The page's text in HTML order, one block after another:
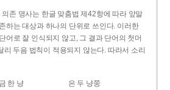
의존 명사는 한글 맞춤법 제42항에 따라 앞말
하는 대상과 하나의 단위로 쓰인다. 이러한
어로 잘 인식되지 않고, 그 결과 단어의 첫머
리 두음 법칙이 적용되지 않는다. 따라서 소리
금 한 냥 은 두 냥쭝